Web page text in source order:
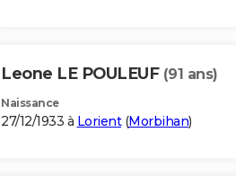
Leone LE POULEUF (91 ans)
Naissance
27/12/1933 à Lorient(Morbihan)